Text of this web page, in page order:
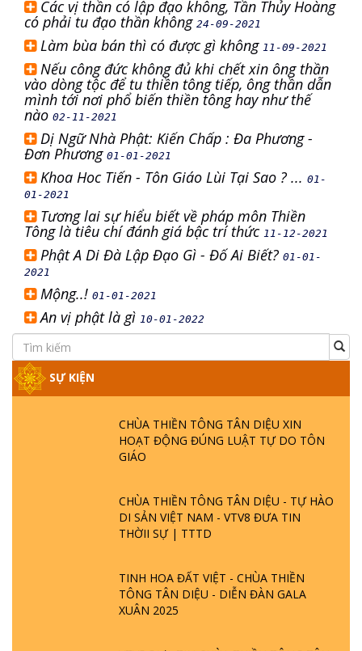
Các vị thần có lập đạo không, Tần Thủy Hoàng
có phải tu đạo thần không 24-09-2021
Làm bùa bán thì có được gì không 11-09-2021
Nếu công đức không đủ khi chết xin ông thần
vào dòng tộc để tu thiền tông tiếp, ông thần dẫn
mình tới nơi phổ biến thiền tông hay như thế
nào 02-11-2021
Dị Ngữ Nhà Phật: Kiến Chấp : Đa Phương -
Đơn Phương 01-01-2021
Khoa Hoc Tiến - Tôn Giáo Lùi Tại Sao ? ... 01-
01-2021
Tương lai sự hiểu biết về pháp môn Thiền
Tông là tiêu chí đánh giá bậc trí thức 11-12-2021
Phật A Di Đà Lập Đạo Gì - Đố Ai Biết? 01-01-
2021
Mộng..! 01-01-2021
An vị phật là gì 10-01-2022
SỰ KIỆN
CHÙA THIỀN TÔNG TÂN DIỆU XIN
HOẠT ĐỘNG ĐÚNG LUẬT TỰ DO TÔN
GIÁO
CHÙA THIỀN TÔNG TÂN DIỆU - TỰ HÀO
DI SẢN VIỆT NAM - VTV8 ĐƯA TIN
THỜII SỰ | TTTD
TINH HOA ĐẤT VIỆT - CHÙA THIỀN
TÔNG TÂN DIỆU - DIỄN ĐÀN GALA
XUÂN 2025